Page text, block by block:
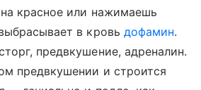
красное или нажимаешь
в кровь дофамин.
предвкушение, адреналин.
предвкушении и строится